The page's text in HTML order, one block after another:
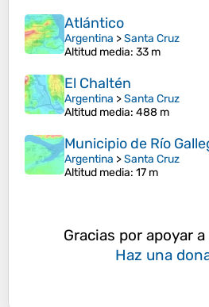
Atlántico
Argentina >Santa Cruz
Altitud media: 33 m
El Chaltén
Argentina >Santa Cruz
Altitud media: 488 m
Municipio de Río
Argentina >Santa Cruz
Altitud media: 17 m
Gracias por apoyar
Haz una